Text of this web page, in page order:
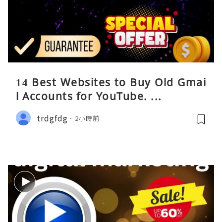
14 Best Websites to Buy Old Gmai
l Accounts for YouTube. ...
trdgfdg 2小時前